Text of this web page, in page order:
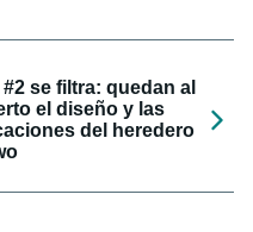
#2 se filtra: quedan al
el diseño y las
del heredero